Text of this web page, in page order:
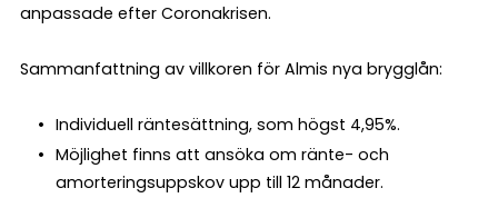
anpassade efter Coronakrisen.
Sammanfattning av villkoren för Almis nya brygglån:
Individuell räntesättning, som högst 4,95%.
Möjlighet finns att ansöka om ränte- och
amorteringsuppskov upp till 12 månader.